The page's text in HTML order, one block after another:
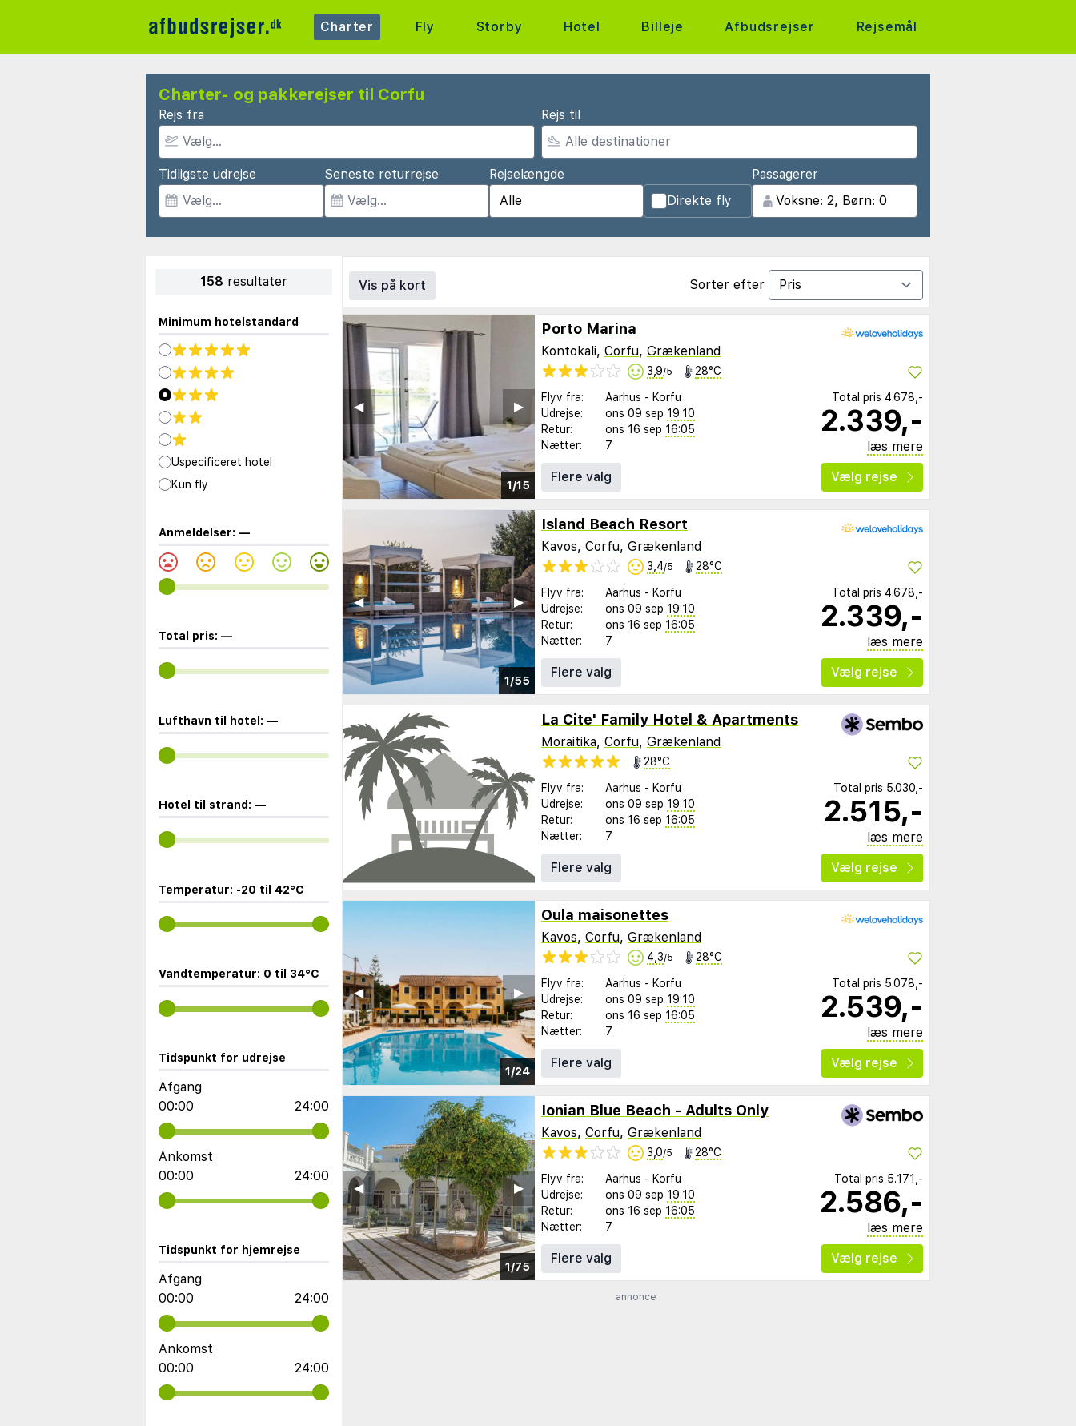
Charter Fly Storby Hotel Billeje Afbudsrejser Rejsemål
Charter- og pakkerejser til Corfu
Rejs fra Rejs til
Tidligste udrejse Seneste returrejse
Rejselængde
Direkte fly
Passagerer
158 resultater
Minimum hotelstandard
Uspecificeret hotel
Kun fly
Anmeldelser: —
Total pris: —
Lufthavn til hotel: —
Hotel til strand: —
Temperatur: -20 til 42°C
Vandtemperatur: 0 til 34°C
Tidspunkt for udrejse
Afgang
00:00
24:00
Ankomst
00:00
24:00
Tidspunkt for hjemrejse
Afgang
00:00
24:00
Ankomst
00:00
24:00
Vis på kort Sorter efter
1/15
▶︎
◀︎
Porto Marina
Kontokali, Corfu, Grækenland
3,9/5 28°C
Flyv fra: Aarhus - Korfu
Udrejse:
ons 09 sep 19:10
Retur:
ons 16 sep 16:05
Nætter:
7
Total pris 4.678,-
2.339,-
læs mere
Flere valg
Vælg rejse
1/55
▶︎
◀︎
Island Beach Resort
Kavos, Corfu, Grækenland
3,4/5 28°C
Flyv fra: Aarhus - Korfu
Udrejse:
ons 09 sep 19:10
Retur:
ons 16 sep 16:05
Nætter:
7
Total pris 4.678,-
2.339,-
læs mere
Flere valg
Vælg rejse
La Cite' Family Hotel & Apartments
Moraitika, Corfu, Grækenland
28°C
Flyv fra: Aarhus - Korfu
Udrejse:
ons 09 sep 19:10
Retur:
ons 16 sep 16:05
Nætter:
7
Total pris 5.030,-
2.515,-
læs mere
Flere valg
Vælg rejse
1/24
▶︎
◀︎
Oula maisonettes
Kavos, Corfu, Grækenland
4,3/5 28°C
Flyv fra: Aarhus - Korfu
Udrejse:
ons 09 sep 19:10
Retur:
ons 16 sep 16:05
Nætter:
7
Total pris 5.078,-
2.539,-
læs mere
Flere valg
Vælg rejse
1/75
▶︎
◀︎
Ionian Blue Beach - Adults Only
Kavos, Corfu, Grækenland
3,0/5 28°C
Flyv fra: Aarhus - Korfu
Udrejse:
ons 09 sep 19:10
Retur:
ons 16 sep 16:05
Nætter:
7
Total pris 5.171,-
2.586,-
læs mere
Flere valg
Vælg rejse
annonce